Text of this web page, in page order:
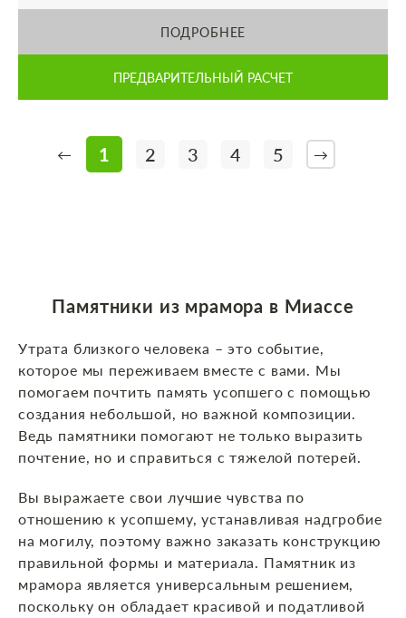
ПОДРОБНЕЕ
ПРЕДВАРИТЕЛЬНЫЙ РАСЧЕТ
← 1 2 3 4 5 →
Памятники из мрамора в Миассе
Утрата близкого человека – это событие,
которое мы переживаем вместе с вами. Мы
помогаем почтить память усопшего с помощью
создания небольшой, но важной композиции.
Ведь памятники помогают не только выразить
почтение, но и справиться с тяжелой потерей.
Вы выражаете свои лучшие чувства по
отношению к усопшему, устанавливая надгробие
на могилу, поэтому важно заказать конструкцию
правильной формы и материала. Памятник из
мрамора является универсальным решением,
поскольку он обладает красивой и податливой